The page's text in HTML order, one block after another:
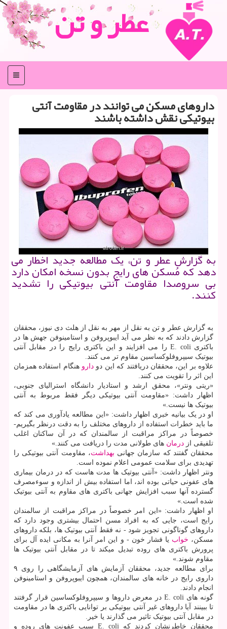
عطر و تن
منو
داروهای مسکن می توانند در مقاومت آنتی
بیوتیکی نقش داشته باشند
به گزارش عطر و تن، یک مطالعه جدید اخطار می
دهد که مُسکن های رایج بدون نسخه امکان دارد
بی سروصدا مقاومت آنتی بیوتیکی را تشدید
کنند.
به گزارش عطر و تن به نقل از مهر به نقل از هلث دی نیوز، محققان
گزارش دادند که به نظر می آید ایبوپروفن و استامینوفن جهش ها در
باکتری E. coli را می افزایند و این باکتری رایج را در مقابل آنتی
بیوتیک سیپروفلوکساسین مقاوم تر می کنند.
علاوه بر این، محققان دریافتند که این دو دارو هنگام استفاده همزمان
این اثر را تقویت می کنند.
«ریتی ونتر»، محقق ارشد و استادیار دانشگاه استرالیای جنوبی،
اظهار داشت: «مقاومت آنتی بیوتیکی دیگر فقط مربوط به آنتی
بیوتیک ها نیست.»
او در یک بیانیه خبری اظهار داشت: «این مطالعه یادآوری می کند که
ما باید خطرات استفاده از داروهای مختلف را به دقت درنظر بگیریم-
خصوصاً در مراکز مراقبت از سالمندان که در آن ساکنان اغلب
تلفیقی از درمان های طولانی مدت را دریافت می کنند.»
محققان گفتند که سازمان جهانی بهداشت، مقاومت آنتی بیوتیکی را
تهدیدی برای سلامت عمومی اعلام نموده است.
ونتر اظهار داشت: «آنتی بیوتیک ها مدت هاست که در درمان بیماری
های عفونی حیاتی بوده اند، اما استفاده بیش از اندازه و سوءمصرف
گسترده آنها سبب افزایش جهانی باکتری های مقاوم به آنتی بیوتیک
شده است.»
او اظهار داشت: «این امر خصوصاً در مراکز مراقبت از سالمندان
رایج است، جایی که به افراد مسن احتمال بیشتری وجود دارد که
داروهای گوناگونی تجویز شود - نه فقط آنتی بیوتیک ها، بلکه داروهای
مسکن، خواب یا فشار خون - و این امر آنرا به مکانی ایده آل برای
پرورش باکتری های روده تبدیل میکند تا در مقابل آنتی بیوتیک ها
مقاوم شوند.»
برای مطالعه جدید، محققان آزمایش های آزمایشگاهی را روی ۹
داروی رایج در خانه های سالمندان، همچون ایبوپروفن و استامینوفن
انجام دادند.
گونه های E. coli در معرض داروها و سیپروفلوکساسین قرار گرفتند
تا ببینند آیا داروهای غیر آنتی بیوتیکی بر توانایی باکتری ها در مقاومت
در مقابل آنتی بیوتیک تاثیر می گذارند یا خیر.
محققان خاطرنشان کردند که E. coli سبب عفونت های روده و